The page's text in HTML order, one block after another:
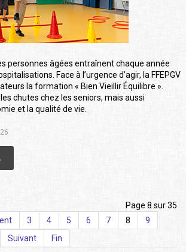
personnes âgées entraînent chaque année
Face à l’urgence d’agir, la FFEPGV
la formation « Bien Vieillir Équilibre ».
chutes chez les seniors, mais aussi
et la qualité de vie.
Page 8 sur 35
3 4 5 6 7 8
9
Suivant Fin